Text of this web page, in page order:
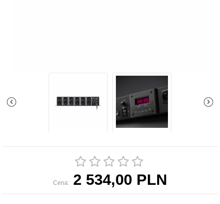
Cena: 2 534,00 PLN